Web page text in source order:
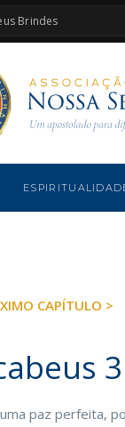
Brindes
CAPÍTULO >
3
paz perfeita,